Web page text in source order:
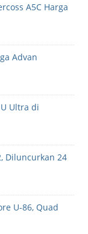
A5C Harga
Advan
Ultra di
Diluncurkan 24
U-86, Quad